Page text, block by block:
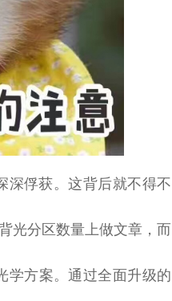
深俘获。这背后就不得不
光分区数量上做文章，而
学方案。通过全面升级的